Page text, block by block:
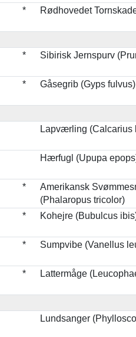
* Rødhovedet
* Sibirisk Jernspurv
* Gåsegrib (Gyps fulvus)
Lapværling (Calcarius
Hærfugl (Upupa
*
Amerikansk
(Phalaropus tricolor)
* Kohejre (Bubulcus
* Sumpvibe (Vanellus
* Lattermåge
Lundsanger